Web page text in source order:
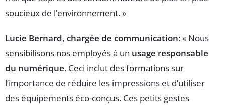
soucieux de l’environnement. »
Lucie Bernard, chargée de communication: « Nous
sensibilisons nos employés à un usage responsable
du numérique. Ceci inclut des formations sur
l’importance de réduire les impressions et d’utiliser
des équipements éco-conçus. Ces petits gestes